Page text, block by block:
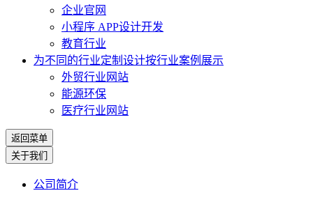
企业官网
小程序 APP设计开发
教育行业
为不同的行业定制设计按行业案例展示
外贸行业网站
能源环保
医疗行业网站
返回菜单
关于我们
公司简介